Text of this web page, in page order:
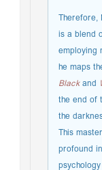
is a
he maps
Blackand
the end
the
This
profound